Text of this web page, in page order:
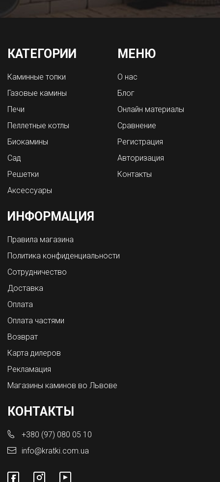
КАТЕГОРИИ
Каминные топки
Газовые камины
Печи
Пеллетные котлы
Биокамины
Сад
Решетки
Аксессуары
МЕНЮ
О нас
Блог
Онлайн материалы
Сравнение
Регистрация
Авторизация
Контакты
ИНФОРМАЦИЯ
Правила магазина
Политика конфиденциальности
Сотрудничество
Доставка
Оплата
Оплата частями
Возврат
Карта дилеров
Рекламация
Магазины каминов во Львове
КОНТАКТЫ
+380 (97) 080 05 10
info@kratki.com.ua